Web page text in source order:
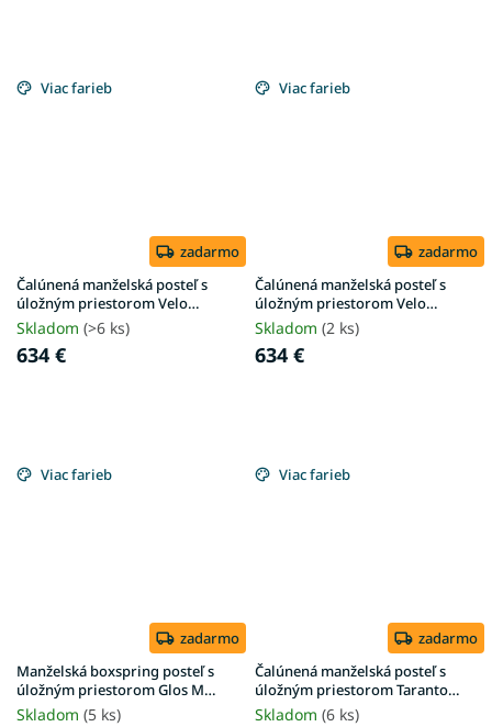
Viac farieb
zadarmo
Čalúnená manželská posteľ s
úložným priestorom Velo
180x200 - krémová Anthology
Skladom (>6 ks)
634 €
Viac farieb
zadarmo
Čalúnená manželská posteľ s
úložným priestorom Velo
180x200 - olivová Anthology
Skladom (2 ks)
634 €
Viac farieb
zadarmo
Manželská boxspring posteľ s
úložným priestorom Glos M
160x200 - sivá
Skladom (5 ks)
Viac farieb
zadarmo
Čalúnená manželská posteľ s
úložným priestorom Taranto
180x200 - sivá
Skladom (6 ks)